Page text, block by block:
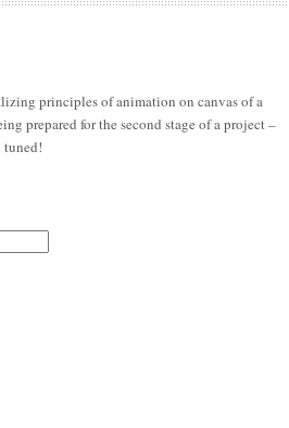
principles of animation on canvas of a
prepared for the second stage of a project –
tuned!